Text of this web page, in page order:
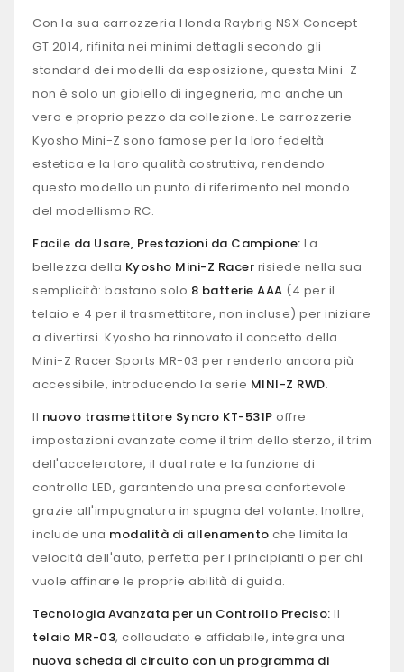
Con la sua carrozzeria Honda Raybrig NSX Concept-
GT 2014, rifinita nei minimi dettagli secondo gli
standard dei modelli da esposizione, questa Mini-Z
non è solo un gioiello di ingegneria, ma anche un
vero e proprio pezzo da collezione. Le carrozzerie
Kyosho Mini-Z sono famose per la loro fedeltà
estetica e la loro qualità costruttiva, rendendo
questo modello un punto di riferimento nel mondo
del modellismo RC.
Facile da Usare, Prestazioni da Campione: La
bellezza della Kyosho Mini-Z Racer risiede nella sua
semplicità: bastano solo 8 batterie AAA (4 per il
telaio e 4 per il trasmettitore, non incluse) per iniziare
a divertirsi. Kyosho ha rinnovato il concetto della
Mini-Z Racer Sports MR-03 per renderlo ancora più
accessibile, introducendo la serie MINI-Z RWD.
Il nuovo trasmettitore Syncro KT-531P offre
impostazioni avanzate come il trim dello sterzo, il trim
dell'acceleratore, il dual rate e la funzione di
controllo LED, garantendo una presa confortevole
grazie all'impugnatura in spugna del volante. Inoltre,
include una modalità di allenamento che limita la
velocità dell'auto, perfetta per i principianti o per chi
vuole affinare le proprie abilità di guida.
Tecnologia Avanzata per un Controllo Preciso: Il
telaio MR-03, collaudato e affidabile, integra una
nuova scheda di circuito con un programma di